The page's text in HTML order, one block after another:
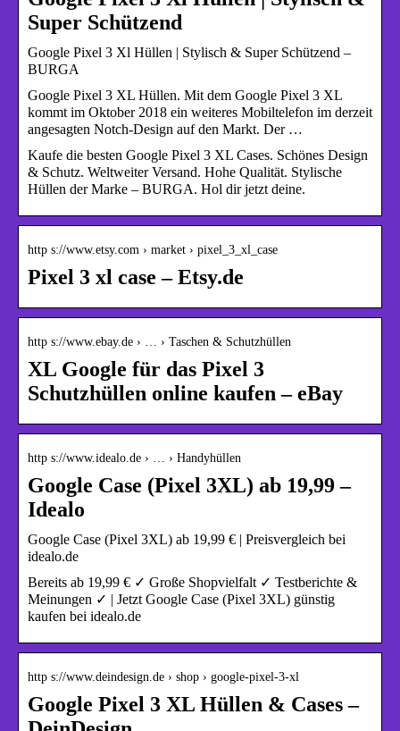
Super Schützend
Google Pixel 3 Xl Hüllen | Stylisch & Super Schützend –
BURGA
Google Pixel 3 XL Hüllen. Mit dem Google Pixel 3 XL
kommt im Oktober 2018 ein weiteres Mobiltelefon im derzeit
angesagten Notch-Design auf den Markt. Der …
Kaufe die besten Google Pixel 3 XL Cases. Schönes Design
& Schutz. Weltweiter Versand. Hohe Qualität. Stylische
Hüllen der Marke – BURGA. Hol dir jetzt deine.
http s://www.etsy.com › market › pixel_3_xl_case
Pixel 3 xl case – Etsy.de
http s://www.ebay.de › … › Taschen & Schutzhüllen
XL Google für das Pixel 3
Schutzhüllen online kaufen – eBay
http s://www.idealo.de › … › Handyhüllen
Google Case (Pixel 3XL) ab 19,99 –
Idealo
Google Case (Pixel 3XL) ab 19,99 € | Preisvergleich bei
idealo.de
Bereits ab 19,99 € ✓ Große Shopvielfalt ✓ Testberichte &
Meinungen ✓ | Jetzt Google Case (Pixel 3XL) günstig
kaufen bei idealo.de
http s://www.deindesign.de › shop › google-pixel-3-xl
Google Pixel 3 XL Hüllen & Cases –